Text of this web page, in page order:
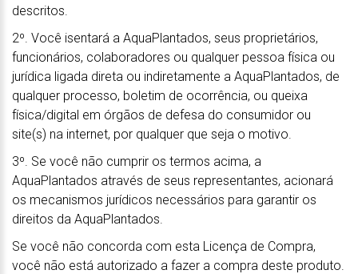
descritos.
2º. Você isentará a AquaPlantados, seus proprietários,
funcionários, colaboradores ou qualquer pessoa física ou
jurídica ligada direta ou indiretamente a AquaPlantados, de
qualquer processo, boletim de ocorrência, ou queixa
física/digital em órgãos de defesa do consumidor ou
site(s) na internet, por qualquer que seja o motivo.
3º. Se você não cumprir os termos acima, a
AquaPlantados através de seus representantes, acionará
os mecanismos jurídicos necessários para garantir os
direitos da AquaPlantados.
Se você não concorda com esta Licença de Compra,
você não está autorizado a fazer a compra deste produto.